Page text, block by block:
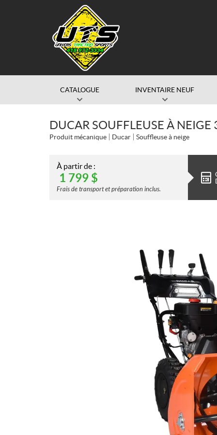
CATALOGUE INVENTAIRE NEUF
DUCAR SOUFFLEUSE À NEIGE
Produit mécanique Ducar Souffleuse à neige
À partir de :
1 799 $
Frais de transport et préparation inclus.